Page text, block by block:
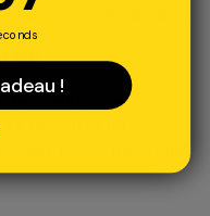
de journée paisible.
elle aide à
favoriser un
!